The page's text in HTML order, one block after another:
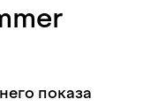
показа